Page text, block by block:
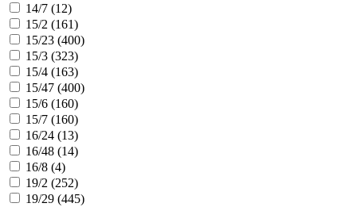
14/7 (12)
15/2 (161)
15/23 (400)
15/3 (323)
15/4 (163)
15/47 (400)
15/6 (160)
15/7 (160)
16/24 (13)
16/48 (14)
16/8 (4)
19/2 (252)
19/29 (445)